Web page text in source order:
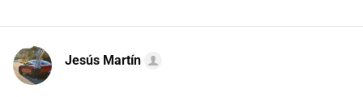
Jesús Martín